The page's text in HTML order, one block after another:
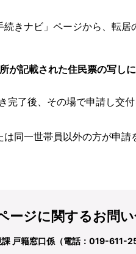
きナビ」ページから、転居
が記載された住民票の写し
完了後、その場で申請し交
同一世帯員以外の方が申請
ージに関するお問
戸籍窓口係（電話：019-611-